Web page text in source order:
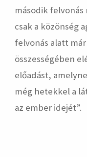
második
csak a közönség
felvonás alatt
összességében
előadást,
még hetekkel a
az ember idejét”.